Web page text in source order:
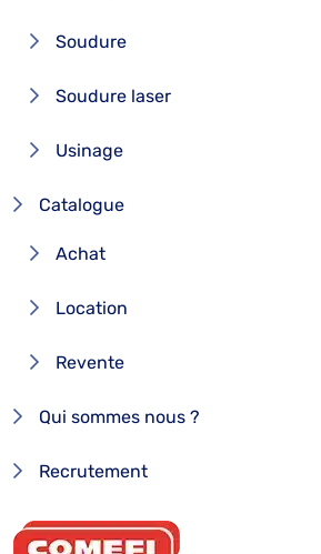
Soudure
Soudure laser
Usinage
Catalogue
Achat
Location
Revente
Qui sommes nous ?
Recrutement